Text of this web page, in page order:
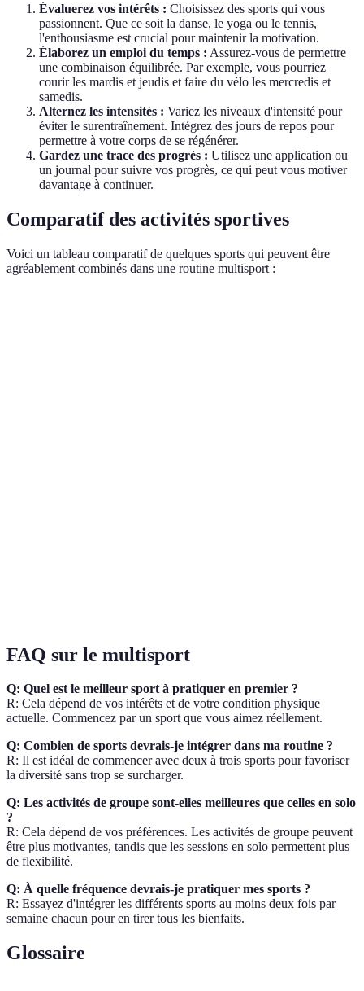
Évaluerez vos intérêts : Choisissez des sports qui vous
passionnent. Que ce soit la danse, le yoga ou le tennis,
l'enthousiasme est crucial pour maintenir la motivation.
Élaborez un emploi du temps : Assurez-vous de permettre
une combinaison équilibrée. Par exemple, vous pourriez
courir les mardis et jeudis et faire du vélo les mercredis et
samedis.
Alternez les intensités : Variez les niveaux d'intensité pour
éviter le surentraînement. Intégrez des jours de repos pour
permettre à votre corps de se régénérer.
Gardez une trace des progrès : Utilisez une application ou
un journal pour suivre vos progrès, ce qui peut vous motiver
davantage à continuer.
Comparatif des activités sportives
Voici un tableau comparatif de quelques sports qui peuvent être
agréablement combinés dans une routine multisport :
FAQ sur le multisport
Q: Quel est le meilleur sport à pratiquer en premier ?
R: Cela dépend de vos intérêts et de votre condition physique
actuelle. Commencez par un sport que vous aimez réellement.
Q: Combien de sports devrais-je intégrer dans ma routine ?
R: Il est idéal de commencer avec deux à trois sports pour favoriser
la diversité sans trop se surcharger.
Q: Les activités de groupe sont-elles meilleures que celles en solo
?
R: Cela dépend de vos préférences. Les activités de groupe peuvent
être plus motivantes, tandis que les sessions en solo permettent plus
de flexibilité.
Q: À quelle fréquence devrais-je pratiquer mes sports ?
R: Essayez d'intégrer les différents sports au moins deux fois par
semaine chacun pour en tirer tous les bienfaits.
Glossaire